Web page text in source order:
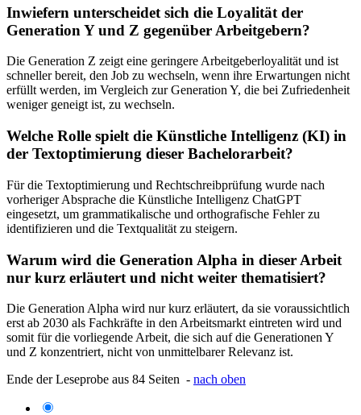
Inwiefern unterscheidet sich die Loyalität der
Generation Y und Z gegenüber Arbeitgebern?
Die Generation Z zeigt eine geringere Arbeitgeberloyalität und ist
schneller bereit, den Job zu wechseln, wenn ihre Erwartungen nicht
erfüllt werden, im Vergleich zur Generation Y, die bei Zufriedenheit
weniger geneigt ist, zu wechseln.
Welche Rolle spielt die Künstliche Intelligenz (KI) in
der Textoptimierung dieser Bachelorarbeit?
Für die Textoptimierung und Rechtschreibprüfung wurde nach
vorheriger Absprache die Künstliche Intelligenz ChatGPT
eingesetzt, um grammatikalische und orthografische Fehler zu
identifizieren und die Textqualität zu steigern.
Warum wird die Generation Alpha in dieser Arbeit
nur kurz erläutert und nicht weiter thematisiert?
Die Generation Alpha wird nur kurz erläutert, da sie voraussichtlich
erst ab 2030 als Fachkräfte in den Arbeitsmarkt eintreten wird und
somit für die vorliegende Arbeit, die sich auf die Generationen Y
und Z konzentriert, nicht von unmittelbarer Relevanz ist.
Ende der Leseprobe aus 84 Seiten - nach oben